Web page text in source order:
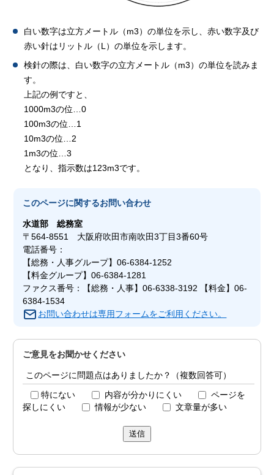
白い数字は立方メートル（m3）の単位を示し、赤い数字及び
赤い針はリットル（L）の単位を示します。
検針の際は、白い数字の立方メートル（m3）の単位を読みま
す。
上記の例ですと、
1000m3の位…0
100m3の位…1
10m3の位…2
1m3の位…3
となり、指示数は123m3です。
このページに関するお問い合わせ
水道部総務室
〒564-8551 大阪府吹田市南吹田3丁目3番60号
電話番号：
【総務・人事グループ】06-6384-1252
【料金グループ】06-6384-1281
ファクス番号：【総務・人事】06-6338-3192 【料金】06-
6384-1534
お問い合わせは専用フォームをご利用ください。
ご意見をお聞かせください
このページに問題点はありましたか？（複数回答可）
特にない 内容が分かりにくい
ページを
探しにくい
情報が少ない 文章量が多い
送信